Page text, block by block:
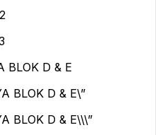
BLOK D & E
BLOK D & E\”
BLOK D & E\\\”